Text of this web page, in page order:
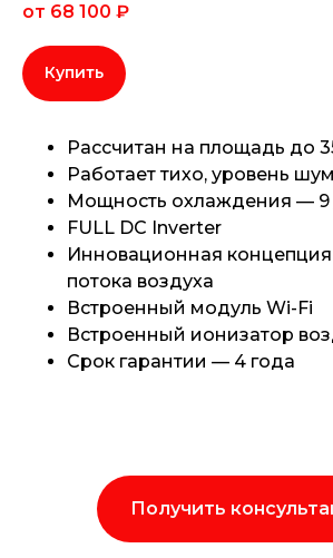
от 68 100 ₽
Купить
Рассчитан на площадь до
Работает тихо, уровень
Мощность охлаждения — 9
FULL DC Inverter
Инновационная концепция
потока воздуха
Встроенный модуль Wi-Fi
Встроенный ионизатор
Срок гарантии — 4 года
Получить